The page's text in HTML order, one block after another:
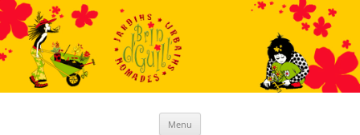
Menu